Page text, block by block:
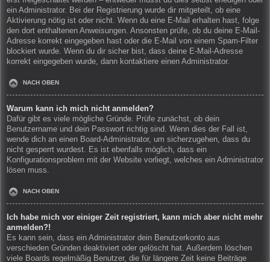
ein Administrator. Bei der Registrierung wurde dir mitgeteilt, ob eine
Aktivierung nötig ist oder nicht. Wenn du eine E-Mail erhalten hast, folge
den dort enthaltenen Anweisungen. Ansonsten prüfe, ob du deine E-Mail-
Adresse korrekt eingegeben hast oder die E-Mail von einem Spam-Filter
blockiert wurde. Wenn du dir sicher bist, dass deine E-Mail-Adresse
korrekt eingegeben wurde, dann kontaktiere einen Administrator.
NACH OBEN
Warum kann ich mich nicht anmelden?
Dafür gibt es viele mögliche Gründe. Prüfe zunächst, ob dein
Benutzername und dein Passwort richtig sind. Wenn dies der Fall ist,
wende dich an einen Board-Administrator, um sicherzugehen, dass du
nicht gesperrt wurdest. Es ist ebenfalls möglich, dass ein
Konfigurationsproblem mit der Website vorliegt, welches ein Administrator
lösen muss.
NACH OBEN
Ich habe mich vor einiger Zeit registriert, kann mich aber nicht mehr
anmelden?!
Es kann sein, dass ein Administrator dein Benutzerkonto aus
verschieden Gründen deaktiviert oder gelöscht hat. Außerdem löschen
viele Boards regelmäßig Benutzer, die für längere Zeit keine Beiträge